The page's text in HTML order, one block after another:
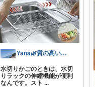
Yana🌿質の高い暮らしのROOM
水切りかごのときは、水切
りラックの伸縮機能が便利
なんです。スト ...